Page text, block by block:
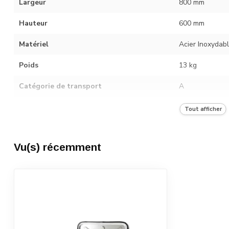
Largeur 800 mm
Hauteur 600 mm
Matériel Acier
Poids 13 kg
Catégorie de transport A
1 Tout afficher
Vu(s) récemment